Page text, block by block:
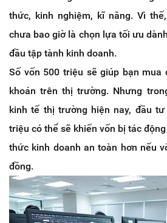
thức, kinh nghiệm, kĩ năng. Vì
chưa bao giờ là chọn lựa tối ưu
đầu tập tành kinh doanh.
Số vốn 500 triệu sẽ giúp bạn mua
khoán trên thị trường. Nhưng
kinh tế thị trường hiện nay, đầu
triệu có thể sẽ khiến vốn bị tác
thức kinh doanh an toàn hơn nếu
đồng.